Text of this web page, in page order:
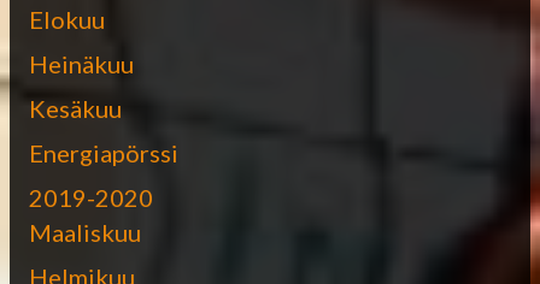
Elokuu
Heinäkuu
Kesäkuu
Energiapörssi
2019-2020
Maaliskuu
Helmikuu